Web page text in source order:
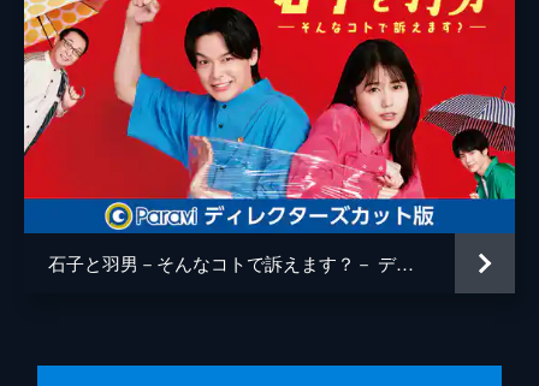
石子と羽男－そんなコトで訴えます？－ ディレクターズカット版